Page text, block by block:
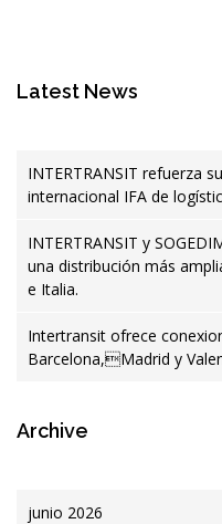
Latest News
INTERTRANSIT refuerza
internacional IFA de
INTERTRANSIT y
una distribución más
e Italia.
Intertransit ofrece
Barcelona,Madrid y
Archive
junio 2026